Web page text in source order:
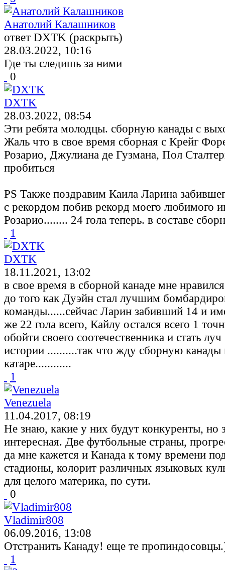
Анатолий Калашников
ответ DXTK (раскрыть)
28.03.2022, 10:16
Где ты следишь за ними
0
DXTK
28.03.2022, 08:54
Эти ребята молодцы. сборную канады с
Жаль что в свое время сборная с Крейг
Розарио, Джулиана де Гузмана, Пол
пробиться
PS Также поздравим Каила Ларина
с рекордом побив рекорд моего любимого
Розарио........ 24 гола теперь. в составе
1
DXTK
18.11.2021, 13:02
в свое время в сборной канаде мне
до того как Дуэйн стал лучшим
команды......сейчас Ларин забивший 14 и
же 22 гола всего, Кайлу остался всего 1
обойти своего соотечественника и стать
истории ..........так что жду сборную канады
катаре............
1
Venezuela
11.04.2017, 08:19
Не знаю, какие у них будут конкуренты, но
интересная. Две футбольные страны,
да мне кажется и Канада к тому времени
стадионы, колорит различных языковых
для целого материка, по сути.
0
Vladimir808
06.09.2016, 13:08
Отстранить Канаду! еще те
1